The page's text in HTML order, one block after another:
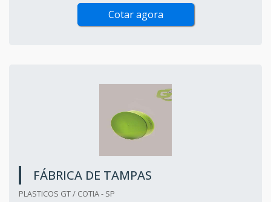
Cotar agora
FÁBRICA DE TAMPAS
PLASTICOS GT / COTIA - SP